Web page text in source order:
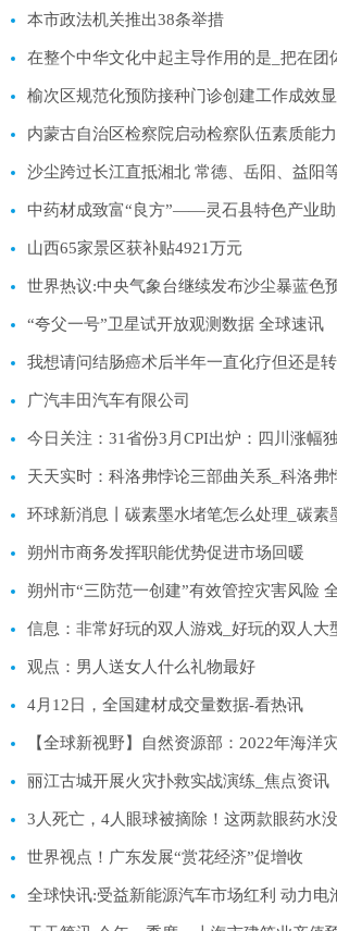
本市政法机关推出38条举措
在整个中华文化中起主导作用的是_把在团
榆次区规范化预防接种门诊创建工作成效
内蒙古自治区检察院启动检察队伍素质能
沙尘跨过长江直抵湘北 常德、岳阳、益阳
山西65家景区获补贴4921万元
“夸父一号”卫星试开放观测数据 全球速讯
广汽丰田汽车有限公司
今日关注：31省份3月CPI出炉：四川涨幅
天天实时：科洛弗悖论三部曲关系_科洛弗
环球新消息丨碳素墨水堵笔怎么处理_碳素
朔州市商务发挥职能优势促进市场回暖
朔州市“三防范一创建”有效管控灾害风险
信息：非常好玩的双人游戏_好玩的双人大
观点：男人送女人什么礼物最好
4月12日，全国建材成交量数据-看热讯
丽江古城开展火灾扑救实战演练_焦点资讯
3人死亡，4人眼球被摘除！这两款眼药水
世界视点！广东发展“赏花经济”促增收
全球快讯:受益新能源汽车市场红利 动力电